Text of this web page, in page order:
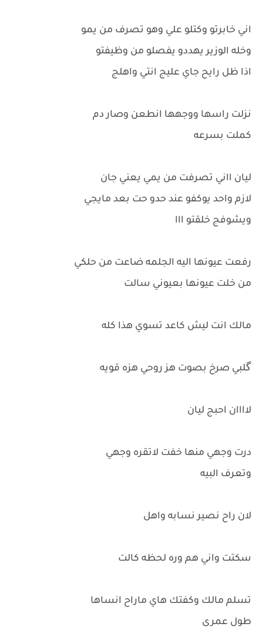
اني خابرتو وكتلو علي وهو تصرف من يمو
وخله الوزير يهددو يفصلو من وظيفتو
اذا ظل رايح جاي عليج انتي واهلج
نزلت راسها ووجهها انطعن وصار دم
كملت بسرعه
ليان ااني تصرفت من يمي يعني جان
لازم واحد يوكفو عند حدو حت بعد مايجي
ويشوفج خلقتو ااا
رفعت عيونها اليه الجلمه ضاعت من حلكي
من خلت عيونها بعيوني سالت
مالك انت ليش كاعد تسوي هذا كله
گلبي صرخ بصوت هز روحي هزه قويه
لاااان احبج ليان
درت وجهي منها خفت لاتقره وجهي
وتعرف البيه
لان راح نصير نسابه واهل
سكتت واني هم وره لحظه كالت
تسلم مالك وكفتك هاي ماراح انساها
طول عمري